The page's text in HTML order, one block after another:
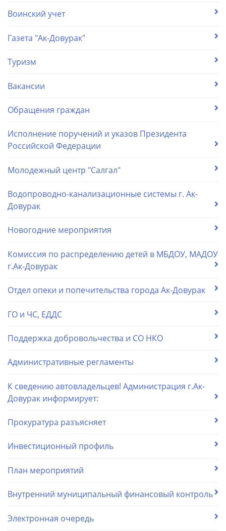
Воинский учет
Газета "Ак-Довурак"
Туризм
Вакансии
Обращения граждан
Исполнение поручений и указов Президента
Российской Федерации
Молодежный центр "Салгал"
Водопроводно-канализационные системы г. Ак-
Довурак
Новогодние мероприятия
Комиссия по распределению детей в МБДОУ, МАДОУ
г.Ак-Довурак
Отдел опеки и попечительства города Ак-Довурак
ГО и ЧС, ЕДДС
Поддержка добровольчества и СО НКО
Административные регламенты
К сведению автовладельцев! Администрация г.Ак-
Довурак информирует:
Прокуратура разъясняет
Инвестиционный профиль
План мероприятий
Внутренний муниципальный финансовый контроль
Электронная очередь